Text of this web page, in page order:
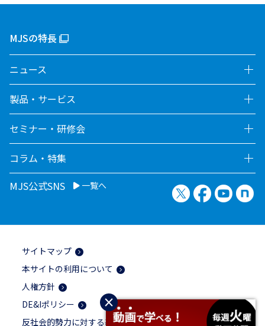
×
MJSの特長
ニュース
製品・サービス
セミナー・研修会
コラム・特集
MJS公式SNS
一覧へ X（旧Twitter）
Facebook
サイトマップ
本サイトの利用について
人権方針
DE&Iポリシー
反社会的勢力に対する基本方針